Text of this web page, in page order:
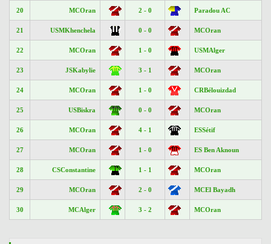
20 MCOran 2 - 0 Paradou AC
21 USMKhenchela 0 - 0 MCOran
22 MCOran 1 - 0 USMAlger
23 JSKabylie 3 - 1 MCOran
24 MCOran 1 - 0 CRBélouizdad
25 USBiskra 0 - 0 MCOran
26 MCOran 4 - 1 ESSétif
27 MCOran 1 - 0 ES Ben Aknoun
28 CSConstantine 1 - 1 MCOran
29 MCOran 2 - 0 MCEl Bayadh
30 MCAlger 3 - 2 MCOran